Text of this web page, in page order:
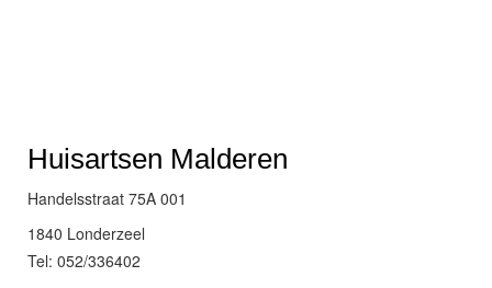
Huisartsen Malderen
Handelsstraat 75A 001
1840 Londerzeel
Tel: 052/336402